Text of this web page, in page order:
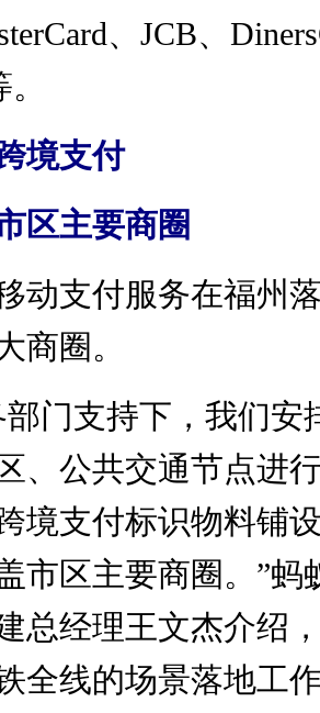
、JCB、
境支付
主要商圈
支付服务在福州落
商圈。
支持下，我们安
、公共交通节点进
境支付标识物料铺
市区主要商圈。”蚂
总经理王文杰介绍
全线的场景落地工